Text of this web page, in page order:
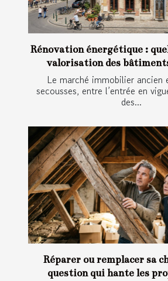
Rénovation énergétique :
valorisation des
Le marché immobilier ancien
secousses, entre l’entrée en
des...
Réparer ou remplacer sa
question qui hante les